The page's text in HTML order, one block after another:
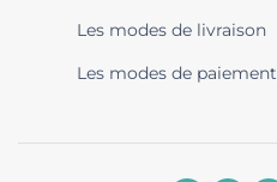
Les modes de livraison
Les modes de paiement